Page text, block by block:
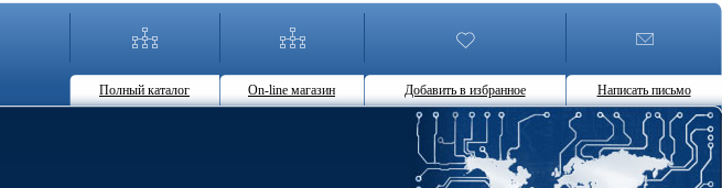
Полный каталог On-line магазин Добавить в избранное Написать письмо